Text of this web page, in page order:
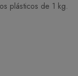
plásticos de 1 kg.